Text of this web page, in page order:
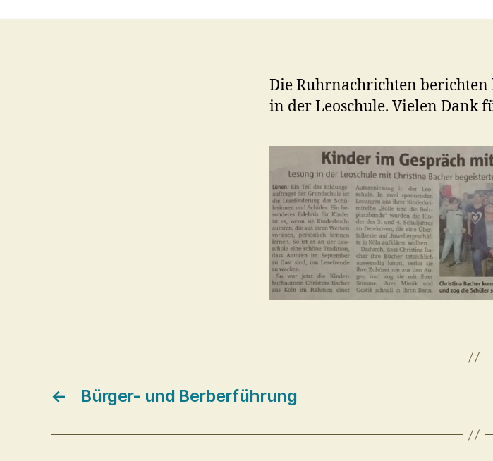
Die Ruhrnachrichten berichten
in der Leoschule. Vielen Dank
← Bürger- und Berberführung